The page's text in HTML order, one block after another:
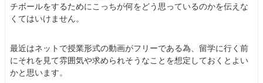
チボールをするためにこっちが何をどう思っているのかを伝えな
くてはいけません。
最近はネットで授業形式の動画がフリーである為、留学に行く前
にそれを見て雰囲気や求められそうなことを想定しておくとよい
かと思います。